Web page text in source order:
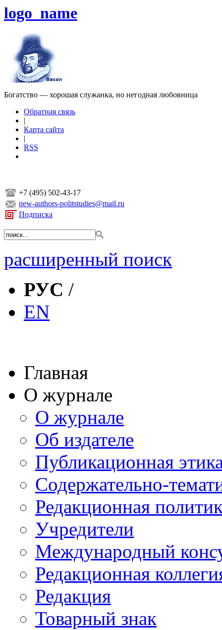
logo_name
Богатство — хорошая служанка, но негодная любовница
Обратная связь
|
Карта сайта
|
RSS
+7 (495) 502-43-17
new-authors-politstudies@mail.ru
Подписка
расширенный поиск
РУС /
EN
Главная
О журнале
О журнале
Об издателе
Публикационная
Содержательно-
Редакционная
Учредители
Международный
Редакционная
Редакция
Товарный знак